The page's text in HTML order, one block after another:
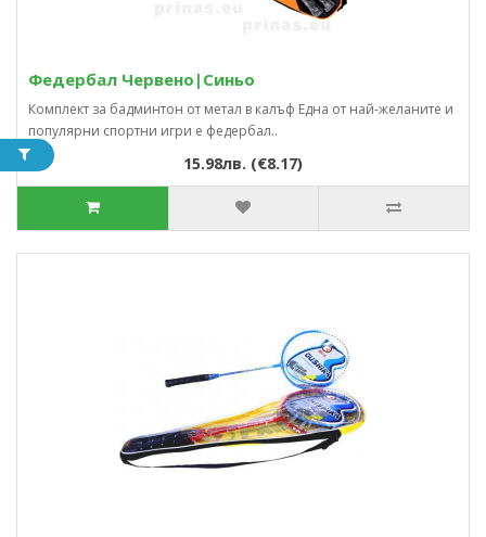
Федербал Червено|Синьо
Комплект за бадминтон от метал в калъф Една от най-желаните и
популярни спортни игри е федербал..
15.98лв. (€8.17)